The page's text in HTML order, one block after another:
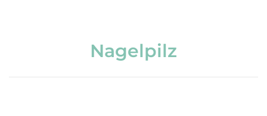
Nagelpilz